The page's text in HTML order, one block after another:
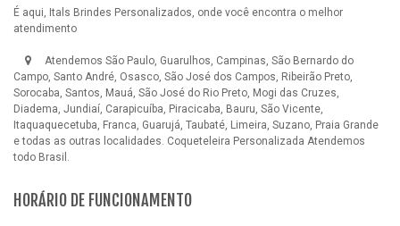
É aqui, Itals Brindes Personalizados, onde você encontra o melhor
atendimento
Atendemos São Paulo, Guarulhos, Campinas, São Bernardo do
Campo, Santo André, Osasco, São José dos Campos, Ribeirão Preto,
Sorocaba, Santos, Mauá, São José do Rio Preto, Mogi das Cruzes,
Diadema, Jundiaí, Carapicuíba, Piracicaba, Bauru, São Vicente,
Itaquaquecetuba, Franca, Guarujá, Taubaté, Limeira, Suzano, Praia Grande
e todas as outras localidades. Coqueteleira Personalizada Atendemos
todo Brasil.
HORÁRIO DE FUNCIONAMENTO